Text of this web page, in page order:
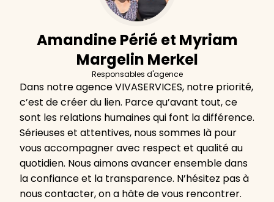
Amandine Périé et Myriam
Margelin Merkel
Responsables d'agence
Dans notre agence VIVASERVICES, notre priorité,
c’est de créer du lien. Parce qu’avant tout, ce
sont les relations humaines qui font la différence.
Sérieuses et attentives, nous sommes là pour
vous accompagner avec respect et qualité au
quotidien. Nous aimons avancer ensemble dans
la confiance et la transparence. N’hésitez pas à
nous contacter, on a hâte de vous rencontrer.